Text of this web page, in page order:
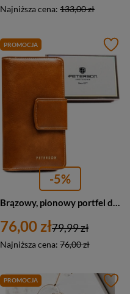
Najniższa cena: 133,00 zł
PROMOCJA
-5%
Brązowy, pionowy portfel damski ze skóry ekologicznej zamykany na zatrzask i suwak - Peterson
76,00 zł
Najniższa cena: 76,00 zł
79,99 zł
PROMOCJA